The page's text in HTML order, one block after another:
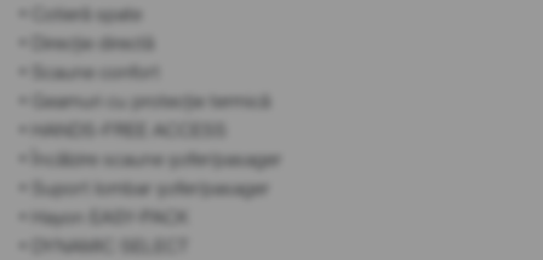
• Cotieră spate
• Direcție directă
• Scaune confort
• Geamuri cu protecție termică
• HANDS-FREE ACCESS
• Încălzire scaune șofer/pasager
• Suport lombar șofer/pasager
• Hayon EASY-PACK
• DYNAMIC SELECT